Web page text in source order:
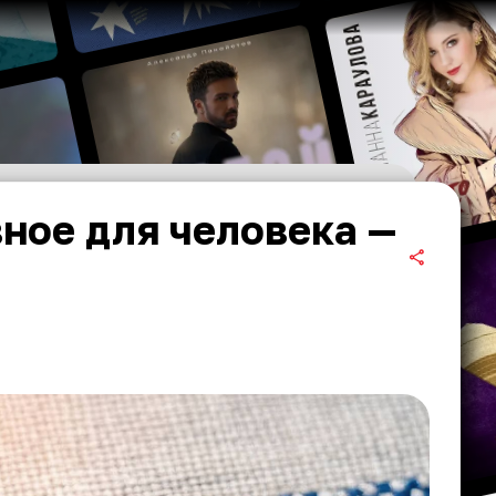
для человека —